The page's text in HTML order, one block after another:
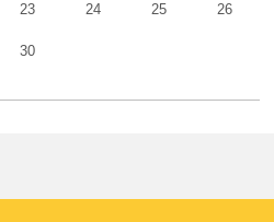
23 24 25 26
30